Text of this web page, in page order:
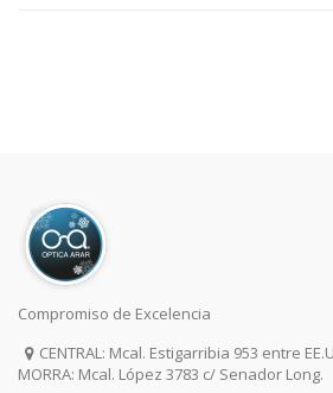
Compromiso de Excelencia
CENTRAL: Mcal. Estigarribia 953 entre
MORRA: Mcal. López 3783 c/ Senador Long.